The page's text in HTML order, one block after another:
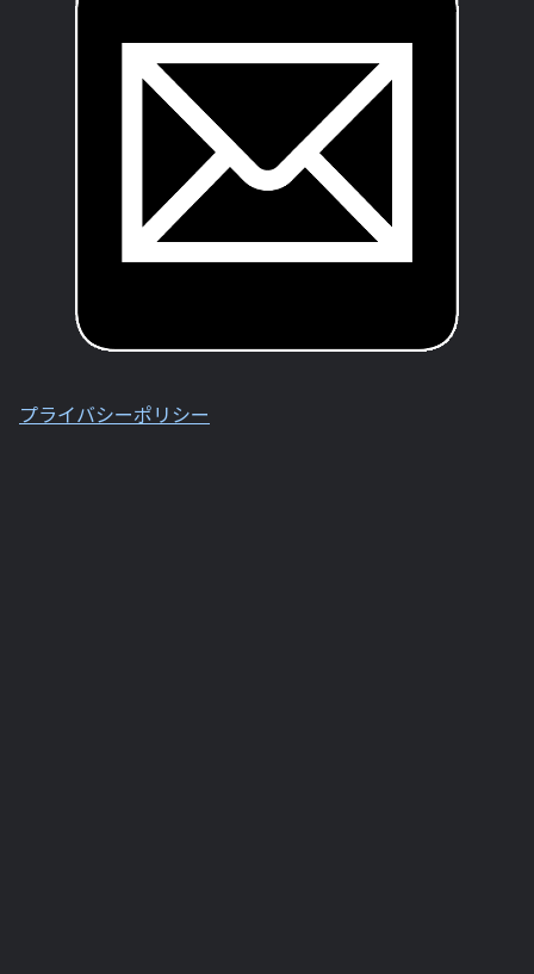
プライバシーポリシー